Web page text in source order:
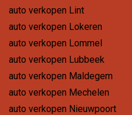
auto verkopen Lint
auto verkopen Lokeren
auto verkopen Lommel
auto verkopen Lubbeek
auto verkopen Maldegem
auto verkopen Mechelen
auto verkopen Nieuwpoort